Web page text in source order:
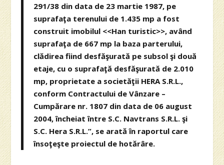
291/38 din data de 23 martie 1987, pe
suprafaţa terenului de 1.435 mp a fost
construit imobilul <<Han turistic>>, având
suprafaţa de 667 mp la baza parterului,
clădirea fiind desfăşurată pe subsol şi două
etaje, cu o suprafaţă desfăşurată de 2.010
mp, proprietate a societăţii HERA S.R.L.,
conform Contractului de Vânzare –
Cumpărare nr. 1807 din data de 06 august
2004, încheiat între S.C. Navtrans S.R.L. şi
S.C. Hera S.R.L.”, se arată în raportul care
însoţeşte proiectul de hotărâre.